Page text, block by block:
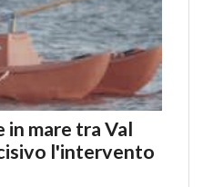
mare tra Val
l'intervento